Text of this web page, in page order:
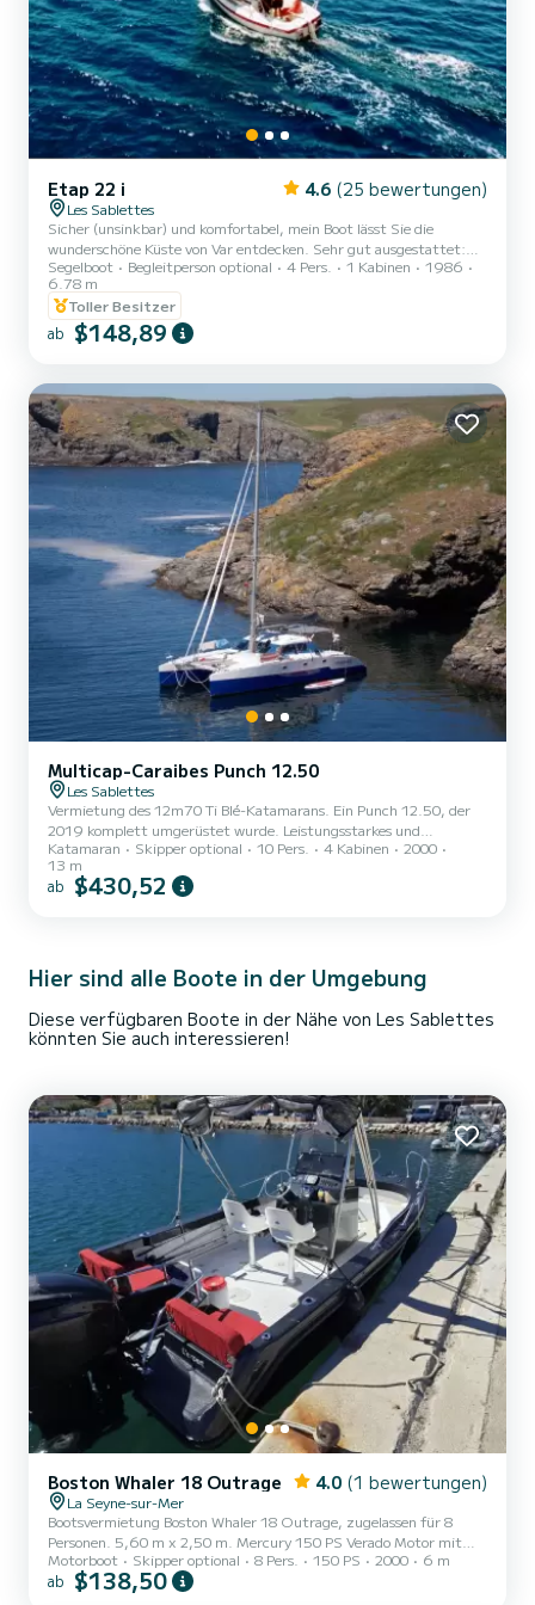
Etap 22 i 4.6 (25 bewertungen)
Les Sablettes
Sicher (unsinkbar) und komfortabel, mein Boot lässt Sie die
wunderschöne Küste von Var entdecken. Sehr gut ausgestattet:
Toilette Außendusche auf dem Deck. Küche mit kleinem
Waschbecken und 2-Flammen-Herd. Schlaf 4. Innen- und
Außentisch. 8 PS Yamaha Motor. KOSTENLOSER PARKPLATZ AM
HAFEN VOR DEM BOOT. Karten von Toulon und seiner
Umgebung. Ich kann Ihnen auch einen Tag mit einem Besuch des
festmachen und schwimmen (anse...
Segelboot Begleitperson optional 4 Pers. 1 Kabinen
1986
6.78 m
Toller Besitzer
ab $148,89
Multicap-Caraibes Punch 12.50
Les Sablettes
Vermietung des 12m70 Ti Blé-Katamarans. Ein Punch 12.50, der
2019 komplett umgerüstet wurde. Leistungsstarkes und
komfortables Boot, sehr gut geeignet zum Segeln mit Familie oder
Freunden. Es wird Ihr idealer Begleiter sein, um die prächtigen
Ankerplätze der Mittelmeerküste und ihrer Inseln zu genießen.
i...
Katamaran Skipper optional 10 Pers. 4 Kabinen
2000
13 m
ab $430,52
Hier sind alle Boote in der Umgebung
Diese verfügbaren Boote in der Nähe von Les Sablettes
könnten Sie auch interessieren!
Boston Whaler 18 Outrage 4.0 (1 bewertungen)
La Seyne-sur-Mer
Bootsvermietung Boston Whaler 18 Outrage, zugelassen für 8
Personen. 5,60 m x 2,50 m. Mercury 150 PS Verado Motor mit
vernünftigem Verbrauch. Ausgestattet mit 4 echten Sitzbänken
vorne, Deckdusche, hydraulischer Lenkung, elektrischer Start,
Motorboot Skipper optional 8 Pers. 150 PS 2000 6 m
ab $138,50